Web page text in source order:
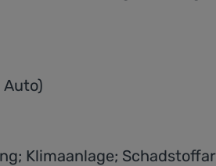
Klimaanlage;